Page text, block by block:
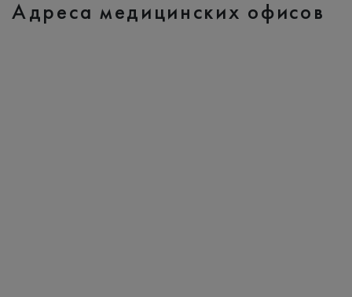
Адреса медицинских офисов